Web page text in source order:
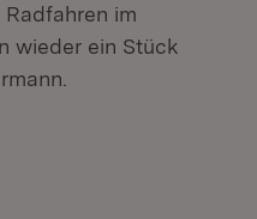
im
wieder ein Stück